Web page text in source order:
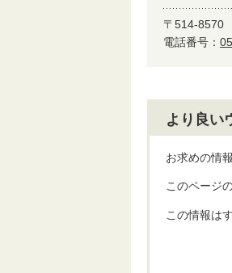
〒514-8570
電話番号：
より良い
お求めの情
このページ
この情報は